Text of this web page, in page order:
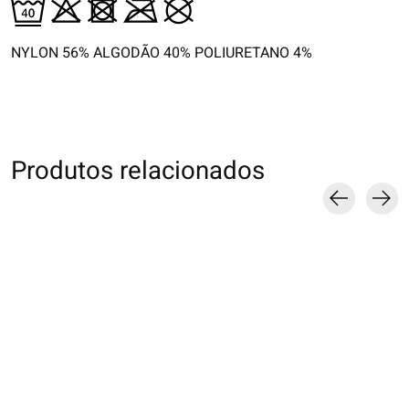
NYLON 56% ALGODÃO 40% POLIURETANO 4%
Produtos relacionados